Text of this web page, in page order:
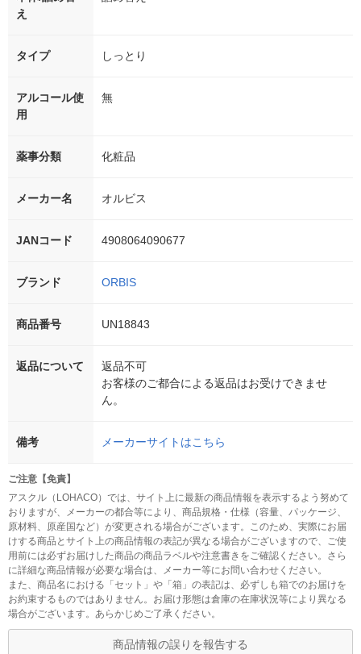
え
タイプ しっとり
アルコール使
用
無
薬事分類 化粧品
メーカー名 オルビス
JANコード 4908064090677
ブランド ORBIS
商品番号 UN18843
返品について
返品不可
お客様のご都合による返品はお受けできませ
ん。
備考 メーカーサイトはこちら
ご注意【免責】
アスクル（LOHACO）では、サイト上に最新の商品情報を表示するよう努めて
おりますが、メーカーの都合等により、商品規格・仕様（容量、パッケージ、
原材料、原産国など）が変更される場合がございます。このため、実際にお届
けする商品とサイト上の商品情報の表記が異なる場合がございますので、ご使
用前には必ずお届けした商品の商品ラベルや注意書きをご確認ください。さら
に詳細な商品情報が必要な場合は、メーカー等にお問い合わせください。
また、商品名における「セット」や「箱」の表記は、必ずしも箱でのお届けを
お約束するものではありません。お届け形態は倉庫の在庫状況等により異なる
場合がございます。あらかじめご了承ください。
商品情報の誤りを報告する